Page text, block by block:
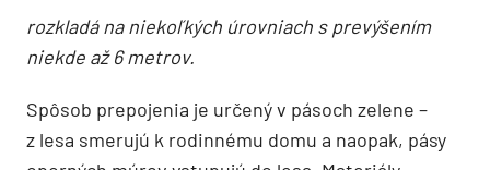
Záhrada sa rozkladá na niekoľkých úrovniach